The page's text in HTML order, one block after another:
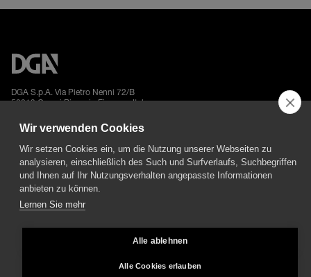
DGA S.p.A. Via Pietro Nenni 72/B
50013 Campi Bisenzio Firenze - Italy
All rights reserved - VAT No. 02237280488 - REA: FI496272 - Share capital: €
2.500.000,00
Wir verwenden Cookies
Wir setzen Cookies ein, um die Nutzung unserer Webseiten zu
analysieren, einschließlich des Such und Surfverlaufs, Suchbegriffen
und Ihnen auf Ihr Nutzungsverhalten angepasste Informationen
anbieten zu können.
Lernen Sie mehr
Alle ablehnen
Alle Cookies erlauben